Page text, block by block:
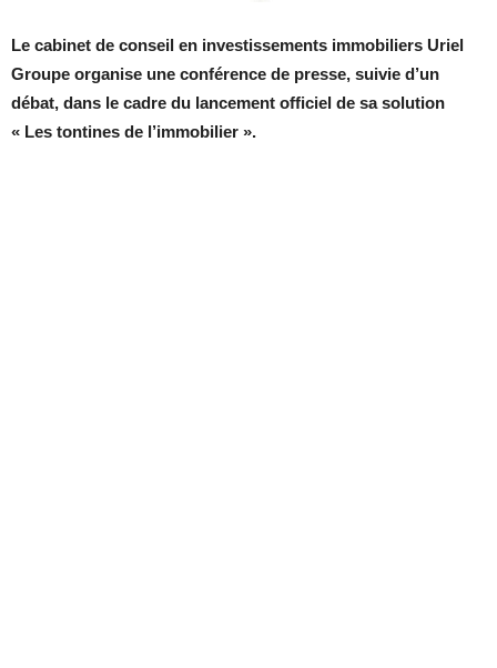
Le cabinet de conseil en investissements immobiliers Uriel
Groupe organise une conférence de presse, suivie d’un
débat, dans le cadre du lancement officiel de sa solution
« Les tontines de l’immobilier ».